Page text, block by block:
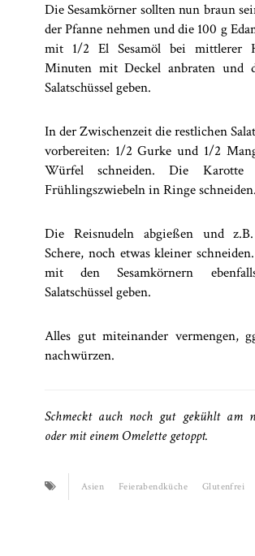
Die Sesamkörner sollten nun braun
der Pfanne nehmen und die 100 g
mit 1/2 El Sesamöl bei mittlerer
Minuten mit Deckel anbraten und
Salatschüssel geben.
In der Zwischenzeit die restlichen
vorbereiten: 1/2 Gurke und 1/2
Würfel schneiden. Die Karotte
Frühlingszwiebeln in Ringe schneiden.
Die Reisnudeln abgießen und
Schere, noch etwas kleiner
mit den Sesamkörnern
Salatschüssel geben.
Alles gut miteinander vermengen,
nachwürzen.
Schmeckt auch noch gut gekühlt am
oder mit einem Omelette getoppt.
Asien Feierabendküche Glutenfrei